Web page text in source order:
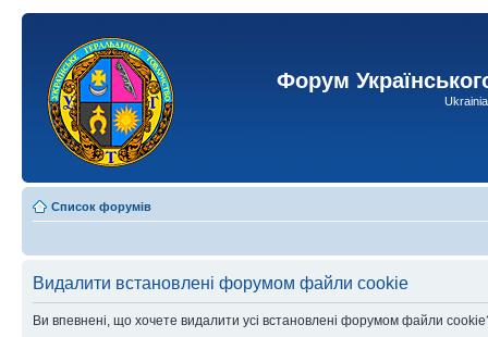
Форум
Список форумів
Видалити встановлені форумом файли cookie
Ви впевнені, що хочете видалити усі встановлені форумом файли